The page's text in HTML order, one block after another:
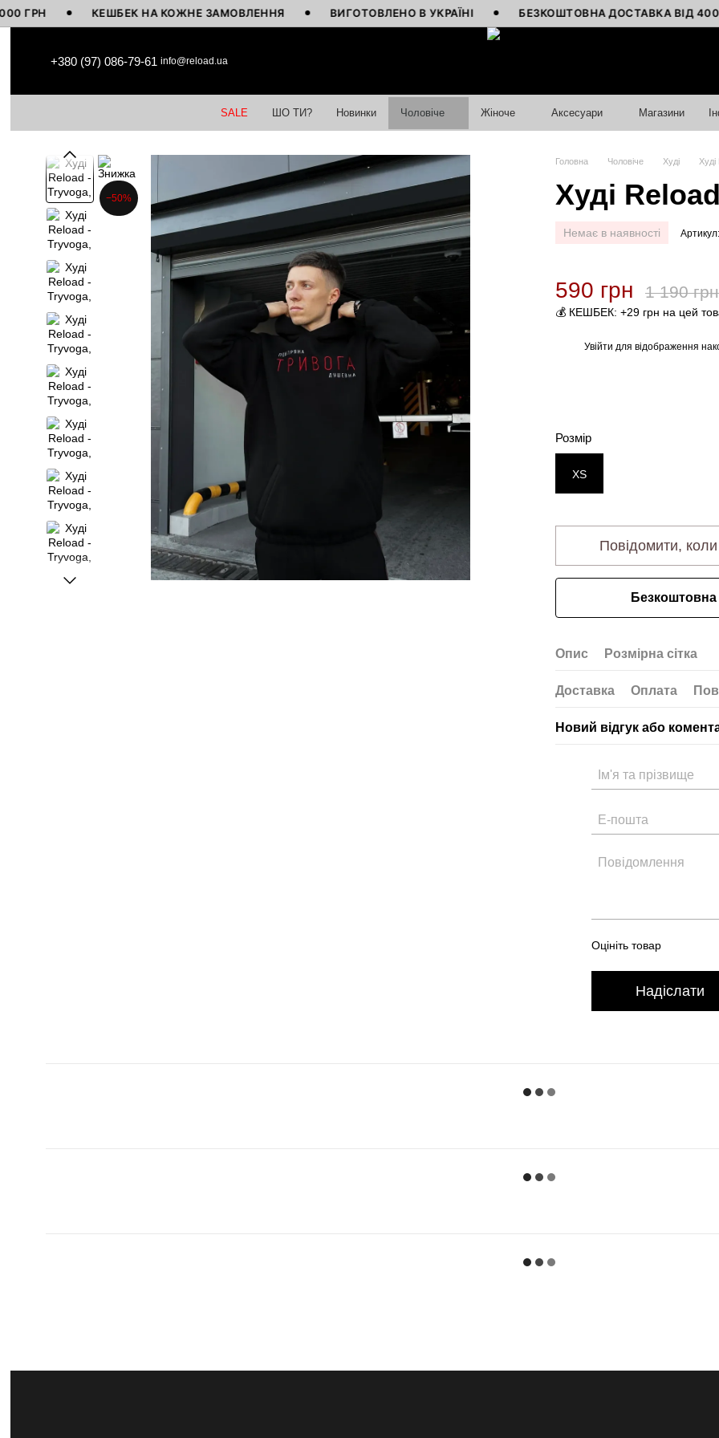
КЕШБЕК НА КОЖНЕ ЗАМОВЛЕННЯ ВИГОТОВЛЕНО В УКРАЇНІ БЕЗКОШТОВНА ДОСТАВКА ВІД 4000 ГРН
+380 (97) 086-79-61 info@reload.ua
SALE ШО ТИ? Новинки Чоловіче Жіноче Аксесуари Магазини
−50%
Головна Чоловіче Худі
Худі
Немає в наявності
590 грн 1 190 грн
💰 КЕШБЕК: +29 грн на цей
Увійти для відображення
Розмір
XS
Повідомити, коли
Безкоштовна
Опис Розмірна сітка
Доставка Оплата
Новий відгук або
Оцініть товар
Надіслати